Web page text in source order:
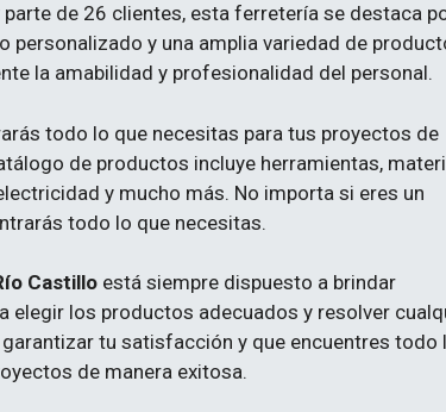
de 26 clientes, esta ferretería se destaca
personalizado y una amplia variedad de
la amabilidad y profesionalidad del personal.
todo lo que necesitas para tus proyectos de
de productos incluye herramientas,
y mucho más. No importa si eres un
todo lo que necesitas.
Castilloestá siempre dispuesto a brindar
elegir los productos adecuados y resolver
tu satisfacción y que encuentres todo
de manera exitosa.